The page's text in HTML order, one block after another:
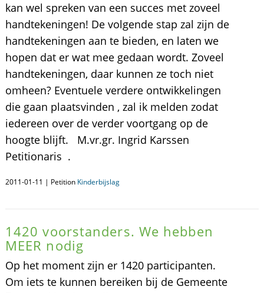
kan wel spreken van een succes met zoveel
handtekeningen! De volgende stap zal zijn de
handtekeningen aan te bieden, en laten we
hopen dat er wat mee gedaan wordt. Zoveel
handtekeningen, daar kunnen ze toch niet
omheen? Eventuele verdere ontwikkelingen
die gaan plaatsvinden , zal ik melden zodat
iedereen over de verder voortgang op de
hoogte blijft. M.vr.gr. Ingrid Karssen
Petitionaris .
2011-01-11 | Petition Kinderbijslag
1420 voorstanders. We hebben
MEER nodig
Op het moment zijn er 1420 participanten.
Om iets te kunnen bereiken bij de Gemeente